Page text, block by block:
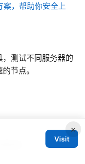
，帮助你安全上
测试不同服务器的
节点。
限制
×
Visit